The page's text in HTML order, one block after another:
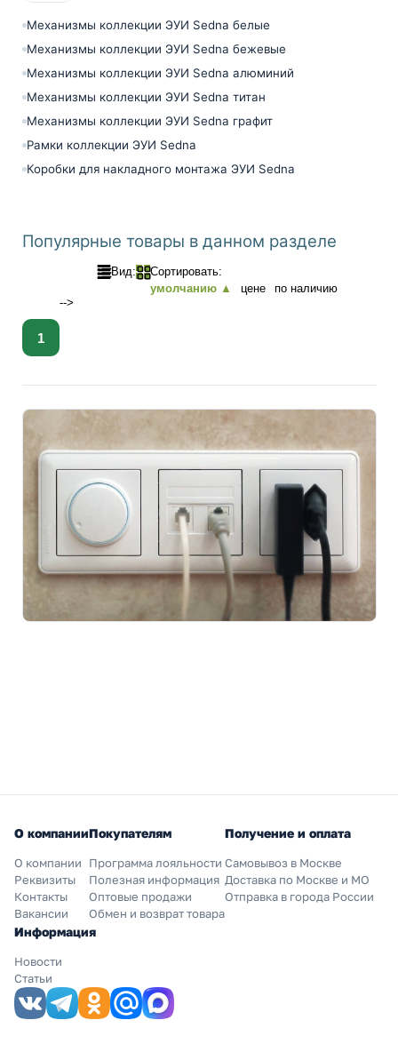
Механизмы коллекции ЭУИ Sedna белые
Механизмы коллекции ЭУИ Sedna бежевые
Механизмы коллекции ЭУИ Sedna алюминий
Механизмы коллекции ЭУИ Sedna титан
Механизмы коллекции ЭУИ Sedna графит
Рамки коллекции ЭУИ Sedna
Коробки для накладного монтажа ЭУИ Sedna
Популярные товары в данном разделе
Сортировать:
умолчанию ▲
цене по наличию
Вид:
1
-->
О компании
О компании
Реквизиты
Контакты
Вакансии
Покупателям
Программа лояльности
Полезная информация
Оптовые продажи
Обмен и возврат товара
Получение и оплата
Самовывоз в Москве
Доставка по Москве и МО
Отправка в города России
Информация
Новости
Статьи